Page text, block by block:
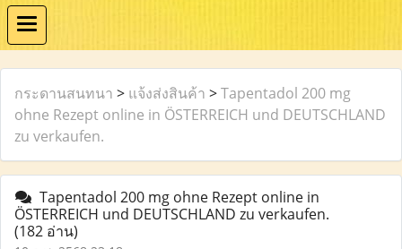
กระดานสนทนา > แจ้งส่งสินค้า >Tapentadol 200 mg
ohne Rezept online in ÖSTERREICH und DEUTSCHLAND
zu verkaufen.
Tapentadol 200 mg ohne Rezept online in
ÖSTERREICH und DEUTSCHLAND zu verkaufen.
(182 อ่าน)